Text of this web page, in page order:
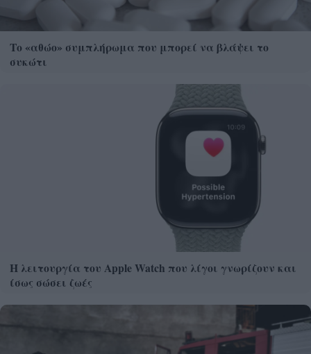
Το «αθώο» συμπλήρωμα που μπορεί να βλάψει το
συκώτι
Η λειτουργία του Apple Watch που λίγοι γνωρίζουν και
ίσως σώσει ζωές